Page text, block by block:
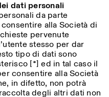
dati personali
da parte
alla Società di
pervenute
stesso per dar
tipo di dati sono
[*] ed in tal caso il
consentire alla Società
in difetto, non potrà
degli altri dati non